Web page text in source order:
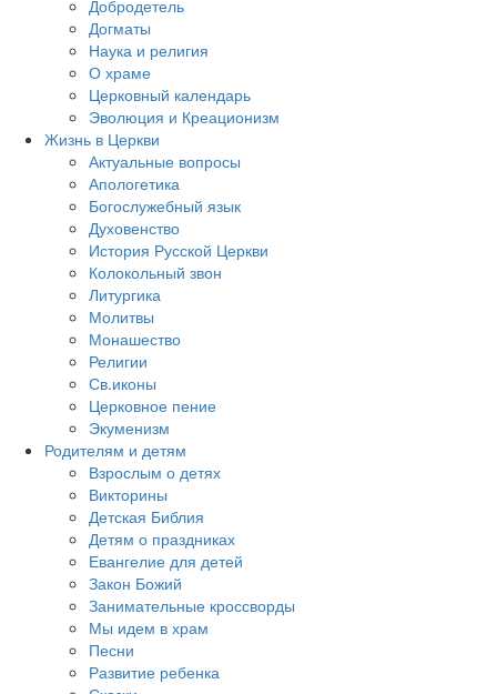
Добродетель
Догматы
Наука и религия
О храме
Церковный календарь
Эволюция и Креационизм
Жизнь в Церкви
Актуальные вопросы
Апологетика
Богослужебный язык
Духовенство
История Русской Церкви
Колокольный звон
Литургика
Молитвы
Монашество
Религии
Св.иконы
Церковное пение
Экуменизм
Родителям и детям
Взрослым о детях
Викторины
Детская Библия
Детям о праздниках
Евангелие для детей
Закон Божий
Занимательные кроссворды
Мы идем в храм
Песни
Развитие ребенка